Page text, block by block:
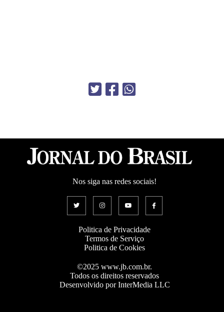
Nos siga nas redes sociais!
Politica de Privacidade
Termos de Serviço
Politica de Cookies
©2025 www.jb.com.br.
Todos os direitos reservados
Desenvolvido por InterMedia LLC